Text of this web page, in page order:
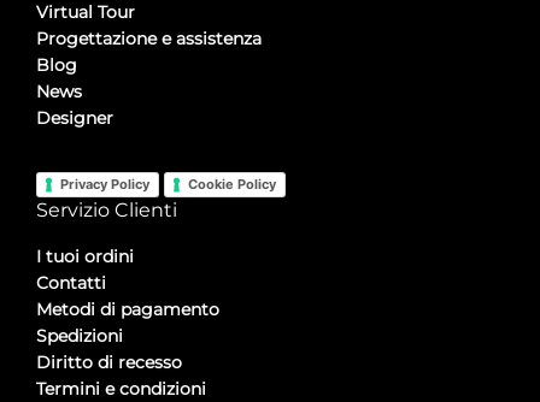
Virtual Tour
Progettazione e assistenza
Blog
News
Designer
Privacy Policy Cookie Policy
Servizio Clienti
I tuoi ordini
Contatti
Metodi di pagamento
Spedizioni
Diritto di recesso
Termini e condizioni